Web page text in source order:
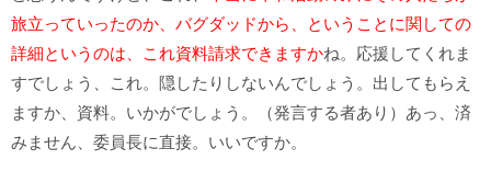
旅立っていったのか、バグダッドから、ということに関しての
詳細というのは、これ資料請求できますかね。応援してくれま
すでしょう、これ。隠したりしないんでしょう。出してもらえ
ますか、資料。いかがでしょう。（発言する者あり）あっ、済
みません、委員長に直接。いいですか。